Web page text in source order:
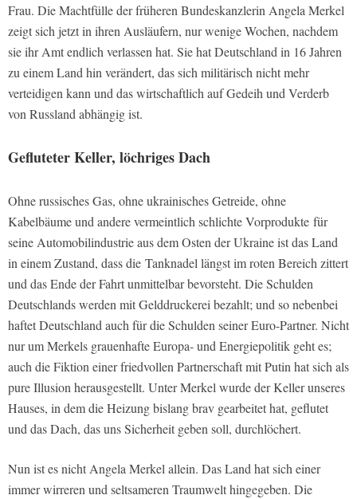
Frau. Die Machtfülle der früheren Bundeskanzlerin Angela Merkel
zeigt sich jetzt in ihren Ausläufern, nur wenige Wochen, nachdem
sie ihr Amt endlich verlassen hat. Sie hat Deutschland in 16 Jahren
zu einem Land hin verändert, das sich militärisch nicht mehr
verteidigen kann und das wirtschaftlich auf Gedeih und Verderb
von Russland abhängig ist.
Gefluteter Keller, löchriges Dach
Ohne russisches Gas, ohne ukrainisches Getreide, ohne
Kabelbäume und andere vermeintlich schlichte Vorprodukte für
seine Automobilindustrie aus dem Osten der Ukraine ist das Land
in einem Zustand, dass die Tanknadel längst im roten Bereich zittert
und das Ende der Fahrt unmittelbar bevorsteht. Die Schulden
Deutschlands werden mit Gelddruckerei bezahlt; und so nebenbei
haftet Deutschland auch für die Schulden seiner Euro-Partner. Nicht
nur um Merkels grauenhafte Europa- und Energiepolitik geht es;
auch die Fiktion einer friedvollen Partnerschaft mit Putin hat sich als
pure Illusion herausgestellt. Unter Merkel wurde der Keller unseres
Hauses, in dem die Heizung bislang brav gearbeitet hat, geflutet
und das Dach, das uns Sicherheit geben soll, durchlöchert.
Nun ist es nicht Angela Merkel allein. Das Land hat sich einer
immer wirreren und seltsameren Traumwelt hingegeben. Die